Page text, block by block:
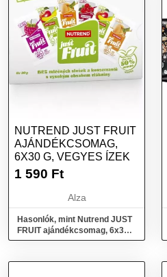
NUTREND JUST FRUIT
AJÁNDÉKCSOMAG,
6X30 G, VEGYES ÍZEK
1 590 Ft
Alza
Hasonlók, mint Nutrend JUST
FRUIT ajándékcsomag, 6x30
g, vegyes ízek